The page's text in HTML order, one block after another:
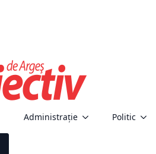
Administraţie Politic